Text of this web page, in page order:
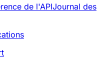
de l'APIJournal des